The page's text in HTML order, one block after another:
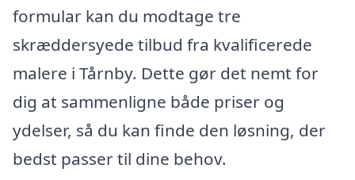
formular kan du modtage tre
skræddersyede tilbud fra kvalificerede
malere i Tårnby. Dette gør det nemt for
dig at sammenligne både priser og
ydelser, så du kan finde den løsning, der
bedst passer til dine behov.